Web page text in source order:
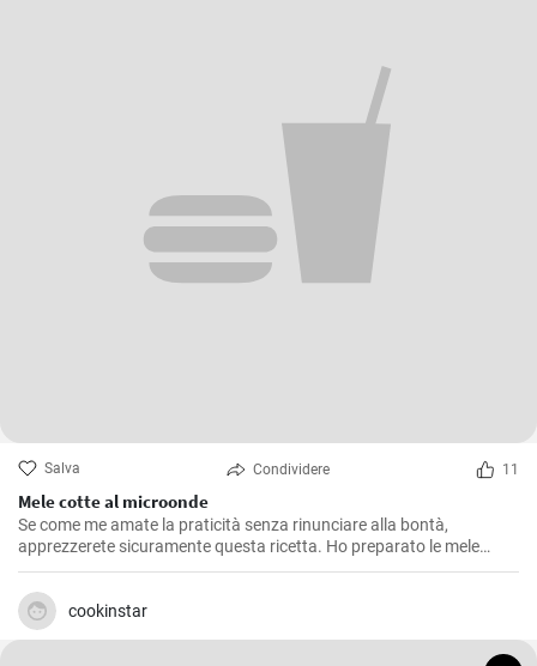
Salva Condividere 11
Mele cotte al microonde
Se come me amate la praticità senza rinunciare alla bontà,
apprezzerete sicuramente questa ricetta. Ho preparato le mele
cotte al microonde più volte, soprattutto nelle mattine d'inverno
quando il freddo si fa sentire e ho bisogno di una colazione calda e
nutriente. Questa ricetta risulta anche un'ottima soluzione per chi
vuole concedersi un dessert dolce ed equilibrato senza appesantirsi.
E' una ricetta semplice e veloce, perfetta quando si ha poco tempo
cookinstar